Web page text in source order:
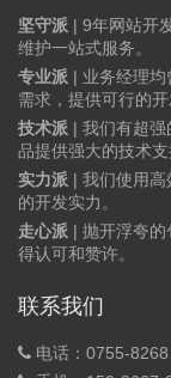
坚守派 | 9年网站开
维护一站式服务。
专业派 | 业务经理
需求，提供可行的开
技术派 | 我们有超
品提供强大的技术支
实力派 | 我们使用
的开发实力。
走心派 | 抛开浮夸
得认可和赞许。
联系我们
电话：0755-